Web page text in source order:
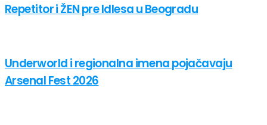
Repetitor i ŽEN pre Idlesa u Beogradu
Underworld i regionalna imena pojačavaju
Arsenal Fest 2026